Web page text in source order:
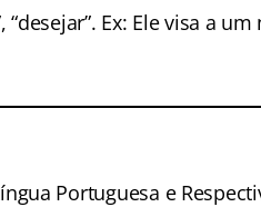
“desejar”. Ex: Ele visa a
Portuguesa e